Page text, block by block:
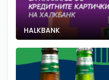
HALKBANK